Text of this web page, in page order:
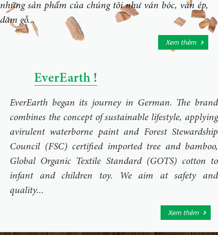
những sản phẩm của chúng tôi như ván bóc, ván ép,
dăm gỗ...
Xem thêm
EverEarth !
EverEarth began its journey in German. The brand
combines the concept of sustainable lifestyle, applying
avirulent waterborne paint and Forest Stewardship
Council (FSC) certified imported tree and bamboo,
Global Organic Textile Standard (GOTS) cotton to
infant and children toy. We aim at safety and
quality...
Xem thêm